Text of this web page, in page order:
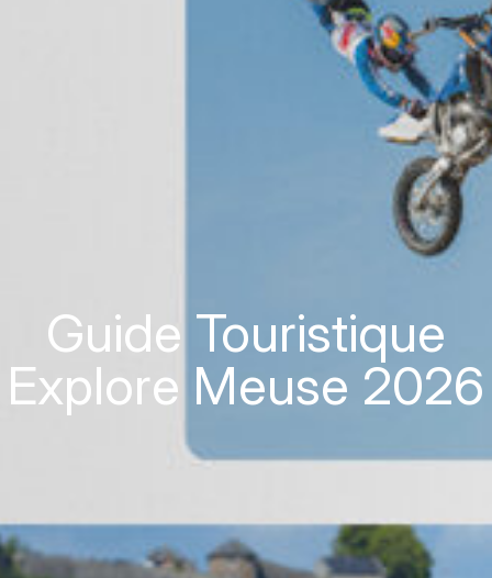
Guide Touristique
Explore Meuse 2026